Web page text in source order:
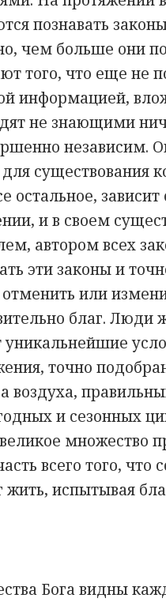
познавать
чем больше они
того, что еще не
информацией,
не знающими
независим.
существования
остальное,
и в своем
автором всех
эти законы и
или
благ. Люди
точно
воздуха,
и сезонных
множество
всего того, что
жить, испытывая
Бога видны